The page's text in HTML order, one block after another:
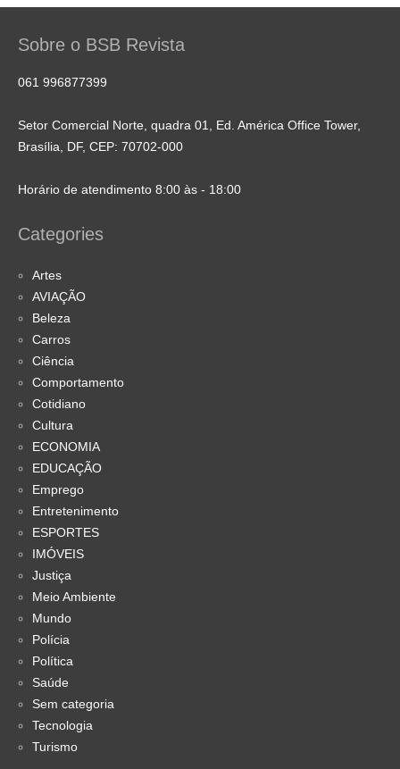
Sobre o BSB Revista
061 996877399
Setor Comercial Norte, quadra 01, Ed. América Office Tower,
Brasília, DF, CEP: 70702-000
Horário de atendimento 8:00 às - 18:00
Categories
Artes
AVIAÇÃO
Beleza
Carros
Ciência
Comportamento
Cotidiano
Cultura
ECONOMIA
EDUCAÇÃO
Emprego
Entretenimento
ESPORTES
IMÓVEIS
Justiça
Meio Ambiente
Mundo
Polícia
Política
Saúde
Sem categoria
Tecnologia
Turismo